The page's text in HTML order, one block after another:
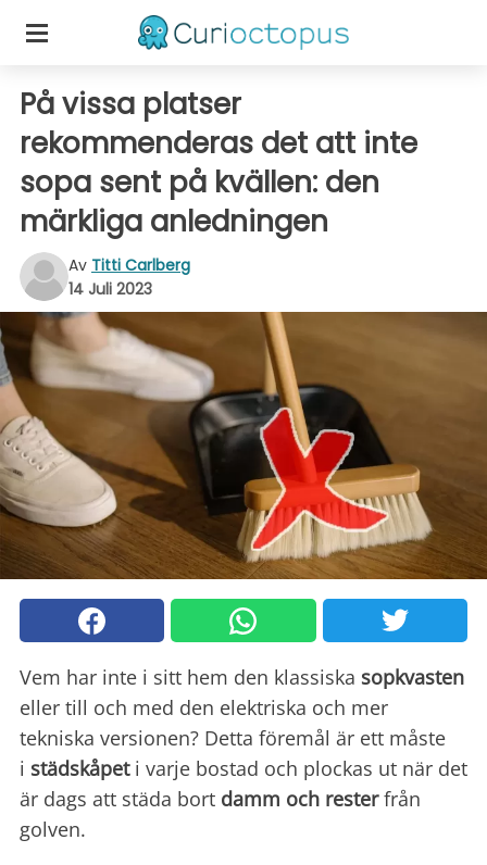
På vissa platser
rekommenderas det att inte
sopa sent på kvällen: den
märkliga anledningen
Av Titti Carlberg
14 Juli 2023
Vem har inte i sitt hem den klassiska sopkvasten
eller till och med den elektriska och mer
tekniska versionen? Detta föremål är ett måste
i städskåpeti varje bostad och plockas ut när det
är dags att städa bort damm och resterfrån
golven.